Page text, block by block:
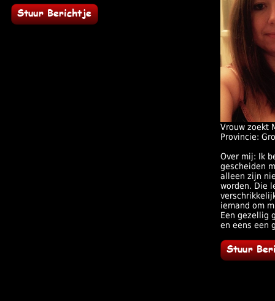
Vrouw zoekt
Provincie:
Over mij: Ik
gescheiden
alleen zijn
worden. Die
iemand om
Een gezellig
en eens een